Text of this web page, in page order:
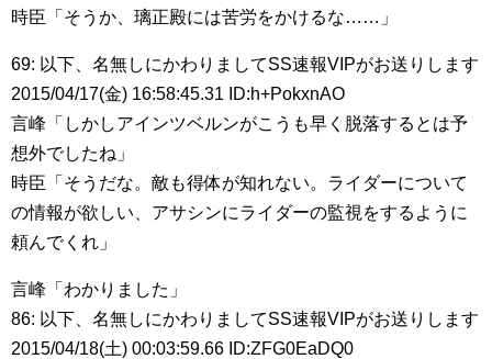
時臣「そうか、璃正殿には苦労をかけるな……」
69: 以下、名無しにかわりましてSS速報VIPがお送りします
2015/04/17(金) 16:58:45.31 ID:h+PokxnAO
言峰「しかしアインツベルンがこうも早く脱落するとは予
想外でしたね」
時臣「そうだな。敵も得体が知れない。ライダーについて
の情報が欲しい、アサシンにライダーの監視をするように
頼んでくれ」
言峰「わかりました」
86: 以下、名無しにかわりましてSS速報VIPがお送りします
2015/04/18(土) 00:03:59.66 ID:ZFG0EaDQ0